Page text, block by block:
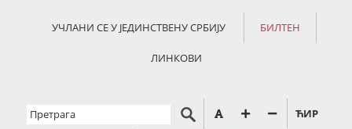
УЧЛАНИ СЕ У ЈЕДИНСТВЕНУ СРБИЈУ БИЛТЕН
ЛИНКОВИ
ЋИР